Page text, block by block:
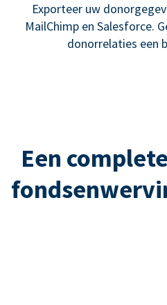
Exporteer uw
MailChimp en Salesforce.
donorrelaties een
Een